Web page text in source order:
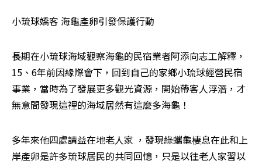
小琉球嬌客 海龜產卵引發保護行動
長期在小琉球海域觀察海龜的民宿業者阿添向志工解釋，
15、6年前因緣際會下，回到自己的家鄉小琉球經營民宿
事業，當時為了發展更多觀光資源，開始帶客人浮潛，才
無意間發現這裡的海域居然有這麼多海龜！
多年來他四處請益在地老人家 ，發現綠蠵龜棲息在此和上
岸產卵是許多琉球居民的共同回憶，只是以往老人家習以